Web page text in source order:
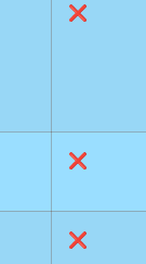
❌
❌
❌